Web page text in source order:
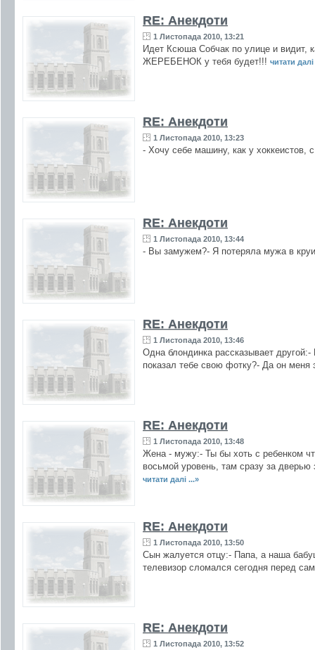
RE: Анекдоти
1 Листопада 2010, 13:21
Идет Ксюша Собчак по улице и видит,
ЖЕРЕБЕНОК у тебя будет!!! читати
RE: Анекдоти
1 Листопада 2010, 13:23
- Хочу себе машину, как у
RE: Анекдоти
1 Листопада 2010, 13:44
- Вы замужем?- Я потеряла мужа в
RE: Анекдоти
1 Листопада 2010, 13:46
Одна блондинка рассказывает
показал тебе свою фотку?- Да он
RE: Анекдоти
1 Листопада 2010, 13:48
Жена - мужу:- Ты бы хоть с ребенком
восьмой уровень, там сразу за дверью
читати далі ...»
RE: Анекдоти
1 Листопада 2010, 13:50
Сын жалуется отцу:- Папа, а наша
телевизор сломался сегодня перед
RE: Анекдоти
1 Листопада 2010, 13:52